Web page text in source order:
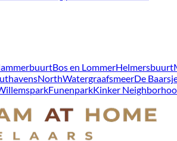
Bos en LommerHelmersbuurt
NorthWatergraafsmeerDe
FunenparkKinker